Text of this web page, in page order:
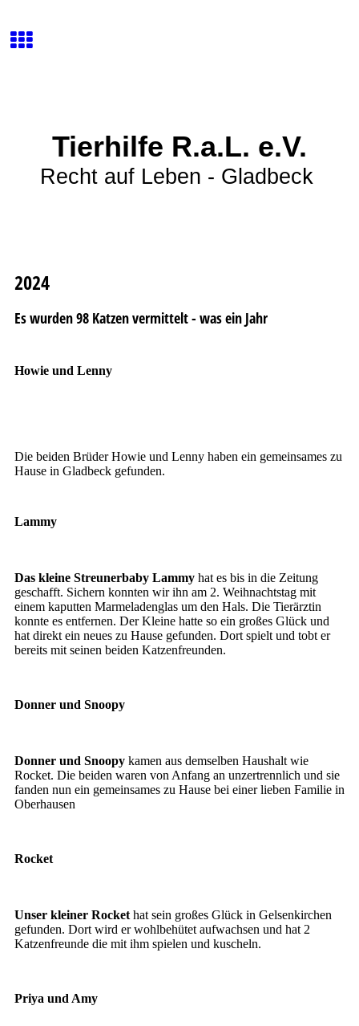
Tierhilfe R.a.L. e.V.
Recht auf Leben - Gladbeck
2024
Es wurden 98 Katzen vermittelt - was ein Jahr
Howie und Lenny
Die beiden Brüder Howie und Lenny haben ein gemeinsames zu
Hause in Gladbeck gefunden.
Lammy
Das kleine Streunerbaby Lammyhat es bis in die Zeitung
geschafft. Sichern konnten wir ihn am 2. Weihnachtstag mit
einem kaputten Marmeladenglas um den Hals. Die Tierärztin
konnte es entfernen. Der Kleine hatte so ein großes Glück und
hat direkt ein neues zu Hause gefunden. Dort spielt und tobt er
bereits mit seinen beiden Katzenfreunden.
Donner und Snoopy
Donner und Snoopykamen aus demselben Haushalt wie
Rocket. Die beiden waren von Anfang an unzertrennlich und sie
fanden nun ein gemeinsames zu Hause bei einer lieben Familie in
Oberhausen
Rocket
Unser kleiner Rockethat sein großes Glück in Gelsenkirchen
gefunden. Dort wird er wohlbehütet aufwachsen und hat 2
Katzenfreunde die mit ihm spielen und kuscheln.
Priya und Amy